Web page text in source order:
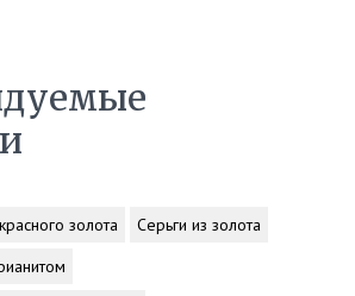
золота
Серьги из золота